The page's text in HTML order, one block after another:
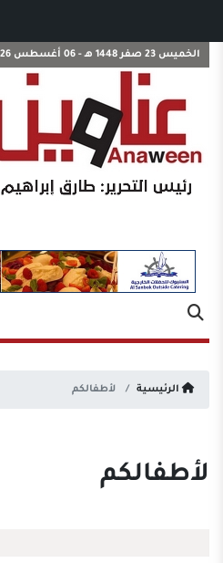
الخميس 23 صفر 1448 هـ - 06 أغسطس 2026 م
الرئيسية لأطفالكم
لأطفالكم